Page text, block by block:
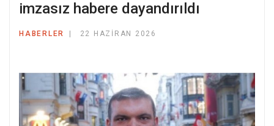
imzasız habere dayandırıldı
HABERLER 22 HAZIRAN 2026